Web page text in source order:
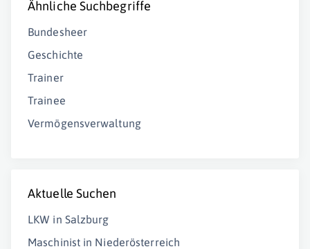
Ähnliche Suchbegriffe
Bundesheer
Geschichte
Trainer
Trainee
Vermögensverwaltung
Aktuelle Suchen
LKW in Salzburg
Maschinist in Niederösterreich